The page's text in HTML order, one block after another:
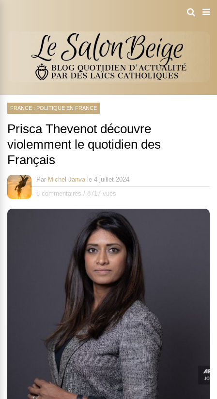
FRANCE : POLITIQUE EN FRANCE
Prisca Thevenot découvre
violemment le quotidien des
Français
Par Michel Janva le 4 juillet 2024
8 commentaires / 8717 vues